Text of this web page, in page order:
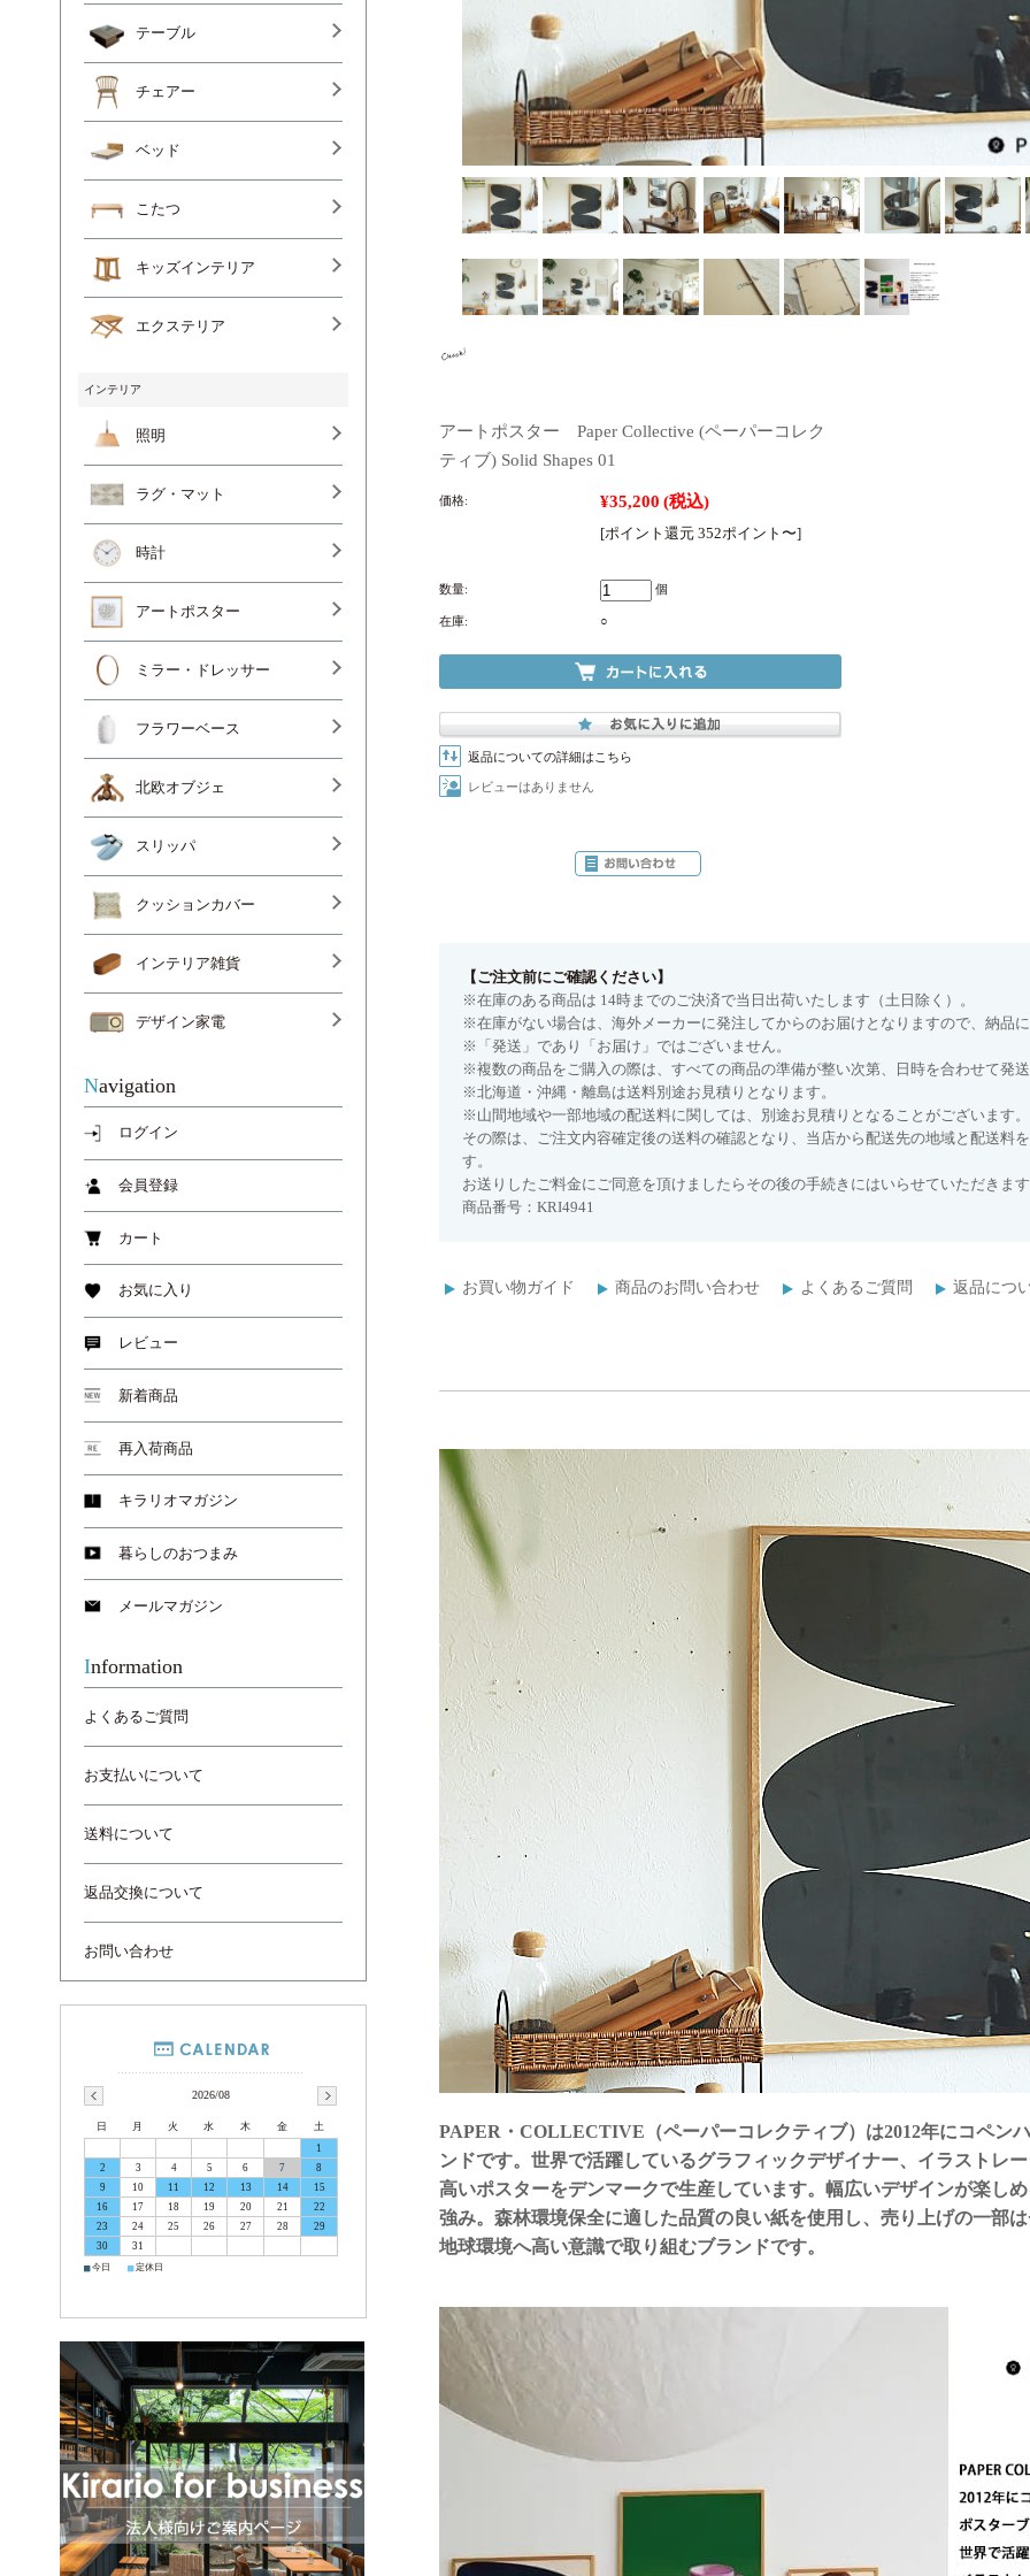
アートポスター Paper Collective (ペーパーコレク
ティブ) Solid Shapes 01
価格: ¥35,200 (税込)
[ポイント還元 352ポイント〜]
数量: 個
在庫: ○
返品についての詳細はこちら
レビューはありません
【ご注文前にご確認ください】
※在庫のある商品は 14時までのご決済で当日出荷いたします（土日除く）。
※在庫がない場合は、海外メーカーに発注してからのお届けとなりますので、納品
※「発送」であり「お届け」ではございません。
※複数の商品をご購入の際は、すべての商品の準備が整い次第、日時を合わせて発送
※北海道・沖縄・離島は送料別途お見積りとなります。
※山間地域や一部地域の配送料に関しては、別途お見積りとなることがございます。
その際は、ご注文内容確定後の送料の確認となり、当店から配送先の地域と配送料
す。
お送りしたご料金にご同意を頂けましたらその後の手続きにはいらせていただきます
商品番号：KRI4941
お買い物ガイド 商品のお問い合わせ よくあるご質問 返品につ
PAPER・COLLECTIVE（ペーパーコレクティブ）は2012年にコペン
ンドです。世界で活躍しているグラフィックデザイナー、イラストレ
高いポスターをデンマークで生産しています。幅広いデザインが楽し
強み。森林環境保全に適した品質の良い紙を使用し、売り上げの一部
地球環境へ高い意識で取り組むブランドです。
テーブル
チェアー
ベッド
こたつ
キッズインテリア
エクステリア
インテリア
照明
ラグ・マット
時計
アートポスター
ミラー・ドレッサー
フラワーベース
北欧オブジェ
スリッパ
クッションカバー
インテリア雑貨
デザイン家電
Navigation
ログイン
会員登録
カート
お気に入り
レビュー
新着商品
再入荷商品
キラリオマガジン
暮らしのおつまみ
メールマガジン
Information
よくあるご質問
お支払いについて
送料について
返品交換について
お問い合わせ
2026/08
日 月 火 水 木 金
土
1
2
3 4 5 6 7
8
9
10 11 12 13 14
15
16
17 18 19 20 21
22
23
24 25 26 27 28
29
30
31
■ 今日 ■ 定休日